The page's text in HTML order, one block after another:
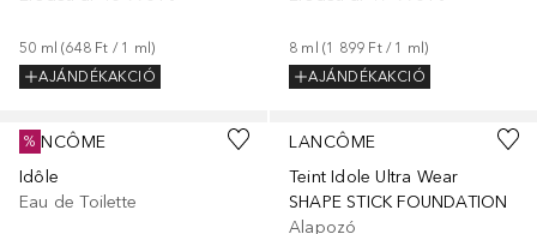
50 ml (648 Ft / 1 ml)
AJÁNDÉKAKCIÓ
8 ml (1 899 Ft / 1 ml)
AJÁNDÉKAKCIÓ
LANCÔME
Idôle
Eau de Toilette
%
LANCÔME
Teint Idole Ultra Wear
SHAPE STICK FOUNDATION
Alapozó
+10